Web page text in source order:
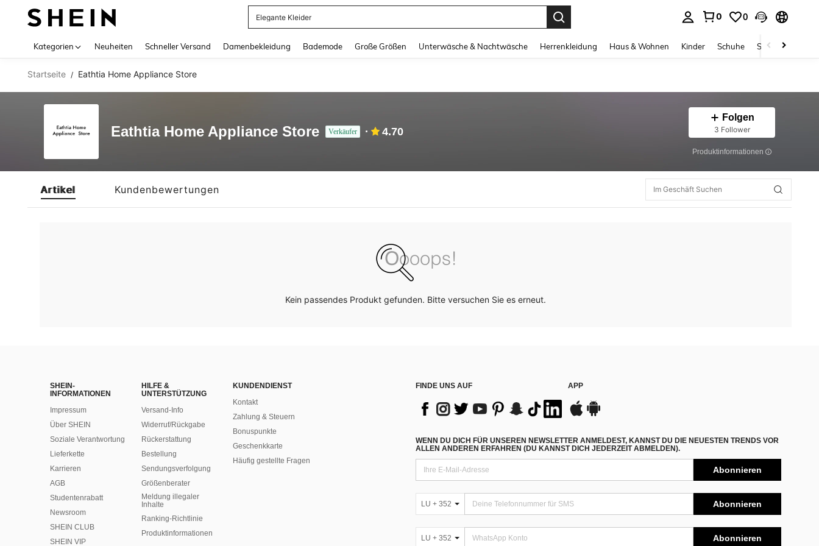
Elegante Kleider
0 0
Kategorien Neuheiten Schneller Versand Damenbekleidung Bademode Große Größen Unterwäsche & Nachtwäsche Herrenkleidung Haus & Wohnen Kinder Schuhe Schmuck &
Startseite / Eathtia Home Appliance Store
Eathtia Home Appliance Store Verkäufer 4.70
Folgen
3 Follower
Produktinformationen
Artikel Kundenbewertungen
Kein passendes Produkt gefunden. Bitte versuchen Sie es erneut.
SHEIN-
INFORMATIONEN
Impressum
Über SHEIN
Soziale Verantwortung
Lieferkette
Karrieren
AGB
Studentenrabatt
Newsroom
SHEIN CLUB
SHEIN VIP
HILFE &
UNTERSTÜTZUNG
Versand-Info
Widerruf/Rückgabe
Rückerstattung
Bestellung
Sendungsverfolgung
Größenberater
Meldung illegaler
Inhalte
Ranking-Richtlinie
​Produktinformationen
KUNDENDIENST
Kontakt
Zahlung & Steuern
Bonuspunkte
Geschenkkarte
Häufig gestellte Fragen
FINDE UNS AUF APP
WENN DU DICH FÜR UNSEREN NEWSLETTER ANMELDEST, KANNST DU DIE NEUESTEN TRENDS VOR
ALLEN ANDEREN ERFAHREN (DU KANNST DICH JEDERZEIT ABMELDEN).
Abonnieren
LU + 352 Abonnieren
LU + 352 Abonnieren